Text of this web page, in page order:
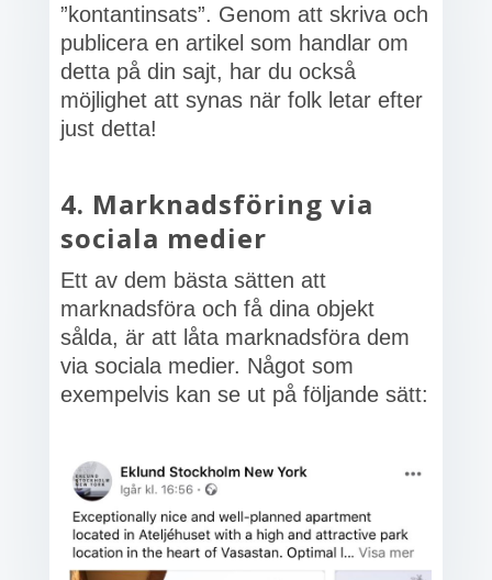
”kontantinsats”. Genom att skriva och
publicera en artikel som handlar om
detta på din sajt, har du också
möjlighet att synas när folk letar efter
just detta!
4. Marknadsföring via
sociala medier
Ett av dem bästa sätten att
marknadsföra och få dina objekt
sålda, är att låta marknadsföra dem
via sociala medier. Något som
exempelvis kan se ut på följande sätt: